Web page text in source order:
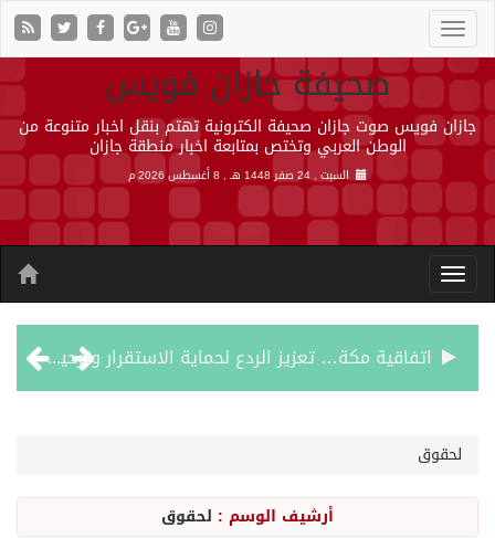
صحيفة جازان فويس
جازان فويس صوت جازان صحيفة الكترونية تهتم بنقل اخبار متنوعة من
الوطن العربي وتختص بمتابعة اخبار منطقة جازان
السبت , 24 صفر 1448 هـ , 8 أغسطس 2026 م
اتفاقية مكة… تعزيز الردع لحماية الاستقرار وترحيب اقليمي ودولي بها
السديس: اتفاقية مكة تجسد مكانة المملكة الدينية وريادتها الحضارية والعالمية
لحقوق
أرشيف الوسم : لحقوق